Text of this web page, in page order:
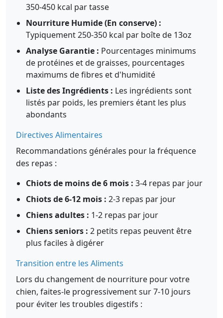
350-450 kcal par tasse
Nourriture Humide (En conserve) :
Typiquement 250-350 kcal par boîte de 13oz
Analyse Garantie : Pourcentages minimums
de protéines et de graisses, pourcentages
maximums de fibres et d'humidité
Liste des Ingrédients : Les ingrédients sont
listés par poids, les premiers étant les plus
abondants
Directives Alimentaires
Recommandations générales pour la fréquence
des repas :
Chiots de moins de 6 mois : 3-4 repas par jour
Chiots de 6-12 mois : 2-3 repas par jour
Chiens adultes : 1-2 repas par jour
Chiens seniors : 2 petits repas peuvent être
plus faciles à digérer
Transition entre les Aliments
Lors du changement de nourriture pour votre
chien, faites-le progressivement sur 7-10 jours
pour éviter les troubles digestifs :